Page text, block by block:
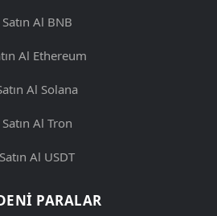
Satın Al BNB
Al Ethereum
Al Solana
Satın Al Tron
Satın Al USDT
PARALAR